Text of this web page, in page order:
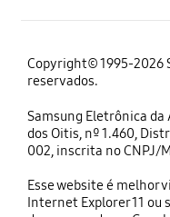
Copyright© 1995-2026
reservados.
Samsung Eletrônica da
dos Oitis, nº 1.460,
002, inscrita no CNPJ/
Esse website é melhor
Internet Explorer 11